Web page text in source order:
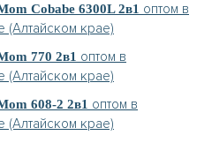
Cobabe 6300L 2в1 оптом в
(Алтайском крае)
770 2в1 оптом в
(Алтайском крае)
608-2 2в1 оптом в
(Алтайском крае)